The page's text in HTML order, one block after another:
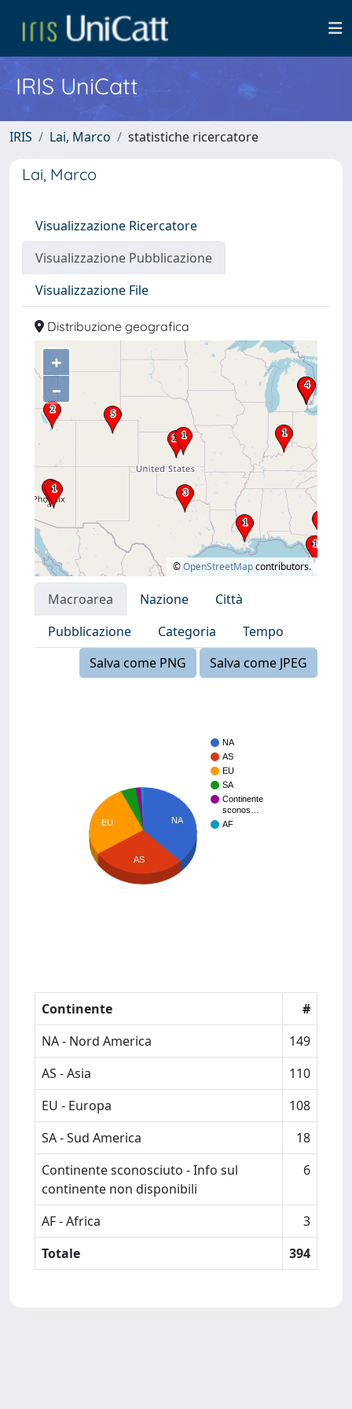
IRIS UniCatt
IRIS Lai, Marco statistiche ricercatore
Lai, Marco
Visualizzazione Ricercatore
Visualizzazione Pubblicazione
Visualizzazione File
Distribuzione geografica
+
–
©OpenStreetMapcontributors.
Macroarea Nazione
Città
Pubblicazione
Categoria
Tempo
Salva come PNG
Salva come JPEG
NA
AS
EU
SA
Continente
sconos…
AF
NA
EU
AS
Continente
#
NA - Nord America
149
AS - Asia
110
EU - Europa
108
SA - Sud America
18
Continente sconosciuto - Info sul
continente non disponibili
6
AF - Africa
3
Totale
394